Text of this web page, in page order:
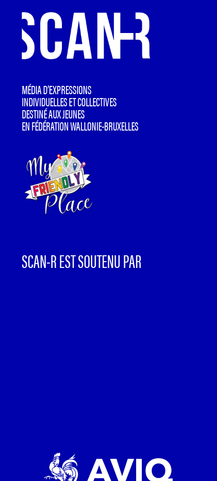
MÉDIA D’EXPRESSIONS
INDIVIDUELLES ET COLLECTIVES
DESTINÉ AUX JEUNES
EN FÉDÉRATION WALLONIE-BRUXELLES
SCAN-R EST SOUTENU PAR